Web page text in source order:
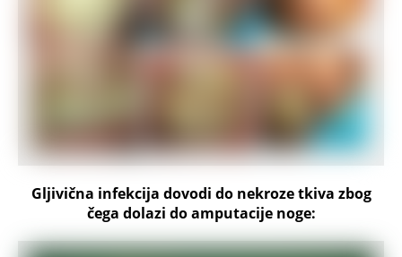
Gljivična infekcija dovodi do nekroze tkiva zbog
čega dolazi do amputacije noge: